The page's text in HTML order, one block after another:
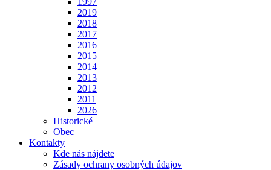
2019
2018
2017
2016
2015
2014
2013
2012
2011
2026
Historické
Obec
Kontakty
Kde nás nájdete
Zásady ochrany osobných údajov